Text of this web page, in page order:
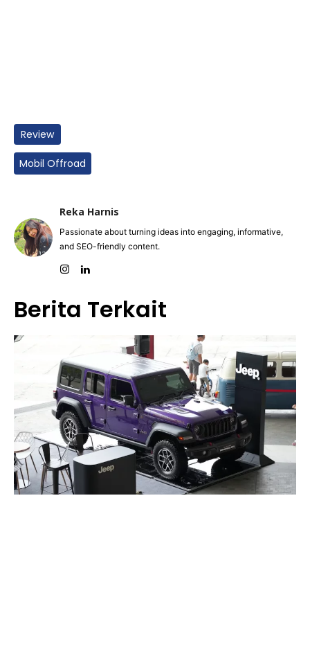
Review
Mobil Offroad
Reka Harnis
Passionate about turning ideas into engaging, informative,
and SEO-friendly content.
Berita Terkait